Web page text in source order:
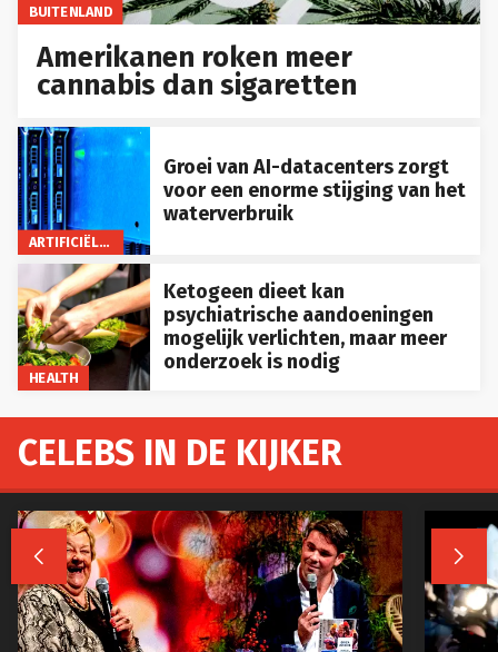
BUITENLAND
Amerikanen roken meer
cannabis dan sigaretten
ARTIFICIËLE INTELLIGENTIE
Groei van AI-datacenters zorgt
voor een enorme stijging van het
waterverbruik
HEALTH
Ketogeen dieet kan
psychiatrische aandoeningen
mogelijk verlichten, maar meer
onderzoek is nodig
CELEBS IN DE KIJKER
 